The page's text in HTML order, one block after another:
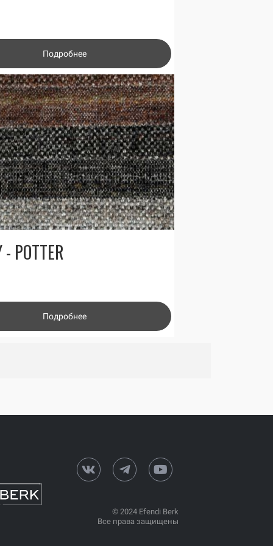
Подробнее
POTTER
Подробнее
© 2024 Efendi Berk
Все права защищены